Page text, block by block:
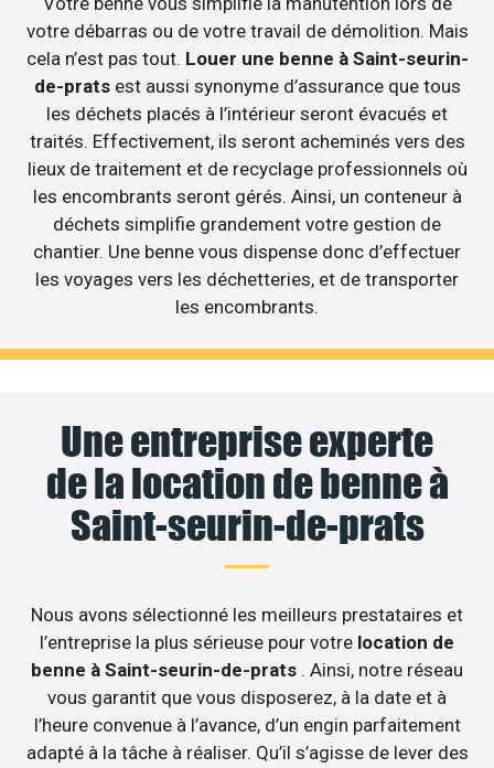
votre débarras ou de votre travail de démolition. Mais
cela n’est pas tout. Louer une benne à Saint-seurin-
de-prats est aussi synonyme d’assurance que tous
les déchets placés à l’intérieur seront évacués et
traités. Effectivement, ils seront acheminés vers des
lieux de traitement et de recyclage professionnels où
les encombrants seront gérés. Ainsi, un conteneur à
déchets simplifie grandement votre gestion de
chantier. Une benne vous dispense donc d’effectuer
les voyages vers les déchetteries, et de transporter
les encombrants.
Une entreprise experte
de la location de benne à
Saint-seurin-de-prats
Nous avons sélectionné les meilleurs prestataires et
l’entreprise la plus sérieuse pour votre location de
benne à Saint-seurin-de-prats . Ainsi, notre réseau
vous garantit que vous disposerez, à la date et à
l’heure convenue à l’avance, d’un engin parfaitement
adapté à la tâche à réaliser. Qu’il s’agisse de lever des